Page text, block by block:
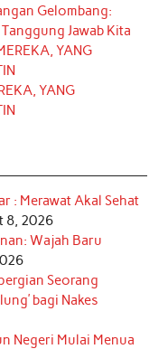
e Gelombang:
Jawab Kita
YANG
YANG
: Merawat Akal Sehat
8, 2026
Wajah Baru
Seorang
bagi Nakes
Negeri Mulai Menua